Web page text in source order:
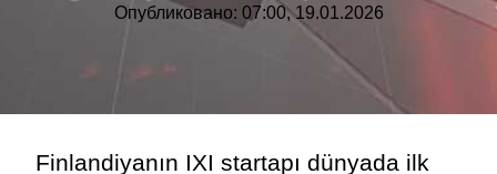
Опубликовано: 07:00, 19.01.2026
Finlandiyanın IXI startapı dünyada ilk
Контакт»